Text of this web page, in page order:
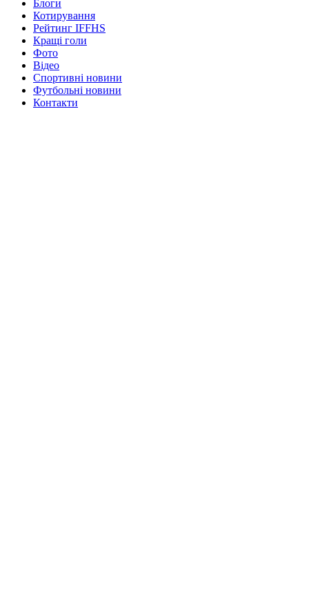
Блоги
Котирування
Рейтинг IFFHS
Кращі голи
Фото
Відео
Спортивні новини
Футбольні новини
Контакти